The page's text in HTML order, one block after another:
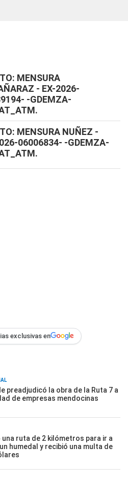
MENSURA
- EX-2026-
-GDEMZA-
MENSURA NUÑEZ -
06006834- -GDEMZA-
exclusivas en
preadjudicó la obra de la Ruta 7 a
de empresas mendocinas
ruta de 2 kilómetros para ir a
humedal y recibió una multa de